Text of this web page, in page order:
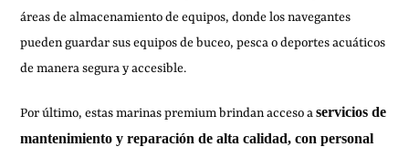
áreas de almacenamiento de equipos, donde los navegantes
pueden guardar sus equipos de buceo, pesca o deportes acuáticos
de manera segura y accesible.
Por último, estas marinas premium brindan acceso aservicios de
mantenimiento y reparación de alta calidad, con personal